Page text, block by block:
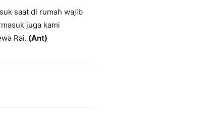
saat di rumah wajib
juga kami
Rai. (Ant)